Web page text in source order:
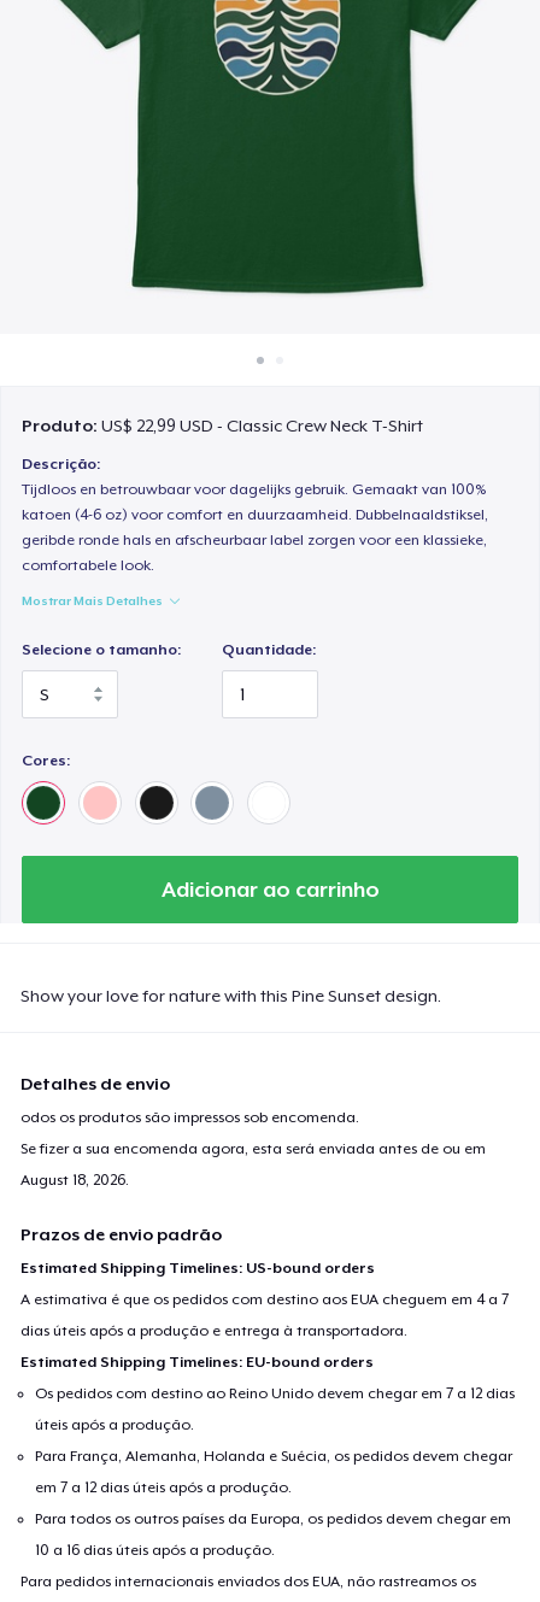
Venda em todo lugar
Produto:US$ 22,99 USD - Classic Crew Neck T-Shirt
Descrição:
Tijdloos en betrouwbaar voor dagelijks gebruik. Gemaakt van 100%
katoen (4-6 oz) voor comfort en duurzaamheid. Dubbelnaaldstiksel,
geribde ronde hals en afscheurbaar label zorgen voor een klassieke,
comfortabele look.
Mostrar Mais Detalhes
Selecione o tamanho: Quantidade:
Cores:
Adicionar ao carrinho
Show your love for nature with this Pine Sunset design.
Detalhes de envio
odos os produtos são impressos sob encomenda.
Se fizer a sua encomenda agora, esta será enviada antes de ou em
August 18, 2026
Prazos de envio padrão
Estimated Shipping Timelines: US-bound orders
A estimativa é que os pedidos com destino aos EUA cheguem em 4 a 7
dias úteis após a produção e entrega à transportadora.
Estimated Shipping Timelines: EU-bound orders
Os pedidos com destino ao Reino Unido devem chegar em 7 a 12 dias
úteis após a produção.
Para França, Alemanha, Holanda e Suécia, os pedidos devem chegar
em 7 a 12 dias úteis após a produção.
Para todos os outros países da Europa, os pedidos devem chegar em
10 a 16 dias úteis após a produção.
Para pedidos internacionais enviados dos EUA, não rastreamos os